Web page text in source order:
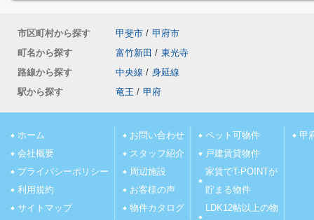
市区町村から探す 甲斐市 / 甲府市
町名から探す
富竹新田 / 東光寺
路線から探す
中央線 / 身延線
駅から探す
竜王 / 甲府
ホーム
会社概要
プライバシーポリシー
利用規約
サイトマップ
お問い合わせ
スタッフ紹介
周辺施設
お客様の声
物件カタログ
ペット可物件
戸建賃貸物件
家賃でT-POINTが
貯まる物件
LDK12帖以上の物
甲